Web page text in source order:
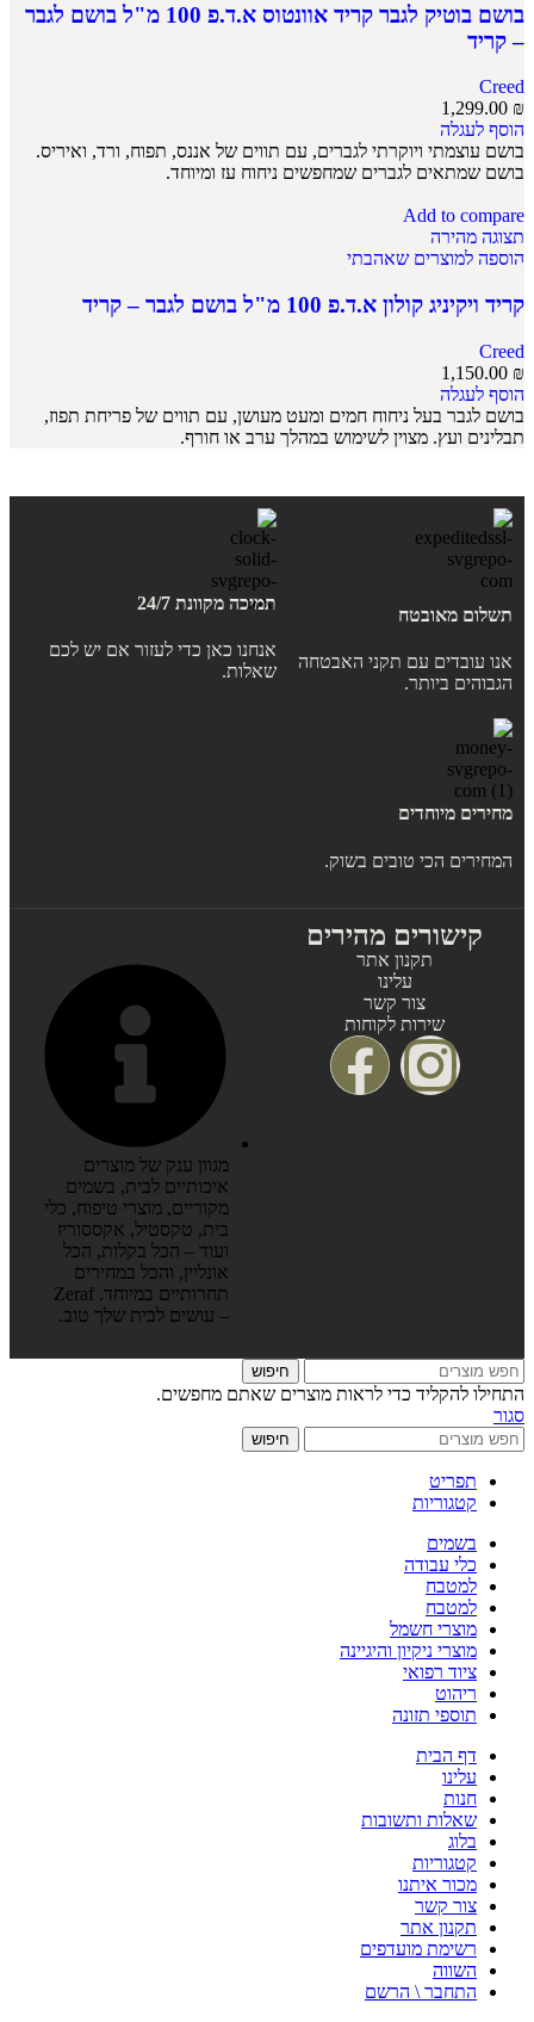
בושם בוטיק לגבר קריד אוונטוס א.ד.פ 100 מ"ל בושם לגבר
– קריד
Creed
1,299.00 ₪
הוסף לעגלה
בושם עוצמתי ויוקרתי לגברים, עם תווים של אננס, תפוח, ורד, ואיריס.
בושם שמתאים לגברים שמחפשים ניחוח עז ומיוחד.
Add to compare
תצוגה מהירה
הוספה למוצרים שאהבתי
קריד ויקיניג קולון א.ד.פ 100 מ"ל בושם לגבר – קריד
Creed
1,150.00 ₪
הוסף לעגלה
בושם לגבר בעל ניחוח חמים ומעט מעושן, עם תווים של פריחת תפוז,
תבלינים ועץ. מצוין לשימוש במהלך ערב או חורף.
תשלום מאובטח
אנו עובדים עם תקני האבטחה
הגבוהים ביותר.
תמיכה מקוונת 24/7
אנחנו כאן כדי לעזור אם יש לכם
שאלות.
מחירים מיוחדים
המחירים הכי טובים בשוק.
קישורים מהירים
תקנון אתר
עלינו
צור קשר
שירות לקוחות
מגוון ענק של מוצרים
איכותיים לבית, בשמים
מקוריים, מוצרי טיפוח, כלי
בית, טקסטיל, אקססוריז
ועוד – הכל בקלות, הכל
אונליין, והכל במחירים
תחרותיים במיוחד. Zeraf
– עושים לבית שלך טוב.
חיפוש
התחילו להקליד כדי לראות מוצרים שאתם מחפשים.
סגור
חיפוש
תפריט
קטגוריות
בשמים
כלי עבודה
למטבח
למטבח
מוצרי חשמל
מוצרי ניקיון והיגיינה
ציוד רפואי
ריהוט
תוספי תזונה
דף הבית
עלינו
חנות
שאלות ותשובות
בלוג
קטגוריות
מכור איתנו
צור קשר
תקנון אתר
רשימת מועדפים
השווה
התחבר \ הרשם